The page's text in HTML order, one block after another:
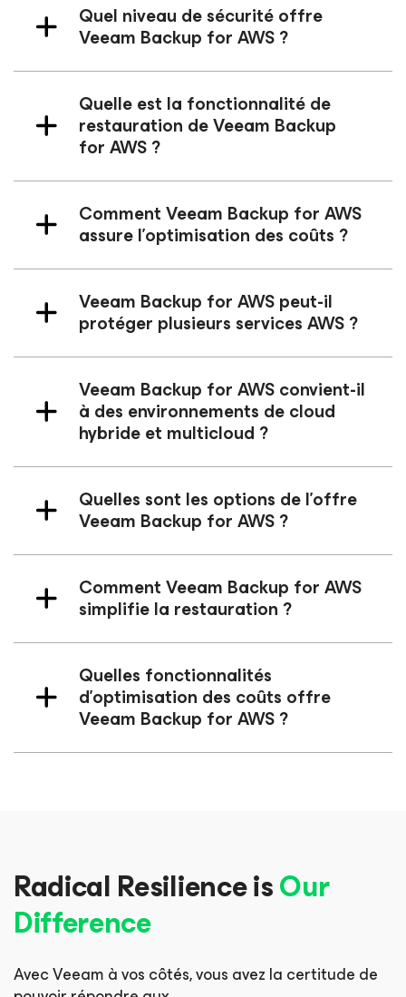
Quel niveau de sécurité offre
Veeam Backup for AWS?
Quelle est la fonctionnalité de
restauration de Veeam Backup
for AWS?
Comment Veeam Backup for AWS
assure l'optimisation des coûts ?
Veeam Backup for AWSpeut-il
protéger plusieurs services AWS ?
Veeam Backup for AWSconvient-il
à des environnements de cloud
hybride et multicloud ?
Quelles sont les options de l'offre
Veeam Backup for AWS?
Comment Veeam Backup for AWS
simplifie la restauration ?
Quelles fonctionnalités
d'optimisation des coûts offre
Veeam Backup for AWS?
Radical Resilience isOur
Difference
Avec Veeam à vos côtés, vous avez la certitude de